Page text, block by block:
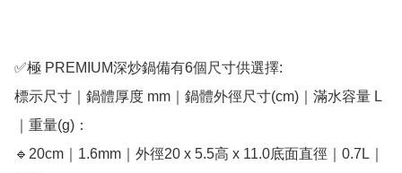
✅極 PREMIUM深炒鍋備有6個尺寸供選擇:
標示尺寸｜鍋體厚度 mm｜鍋體外徑尺寸(cm)｜滿水容量 L
｜重量(g)：
🔹20cm｜1.6mm｜外徑20 x 5.5高 x 11.0底面直徑｜0.7L｜